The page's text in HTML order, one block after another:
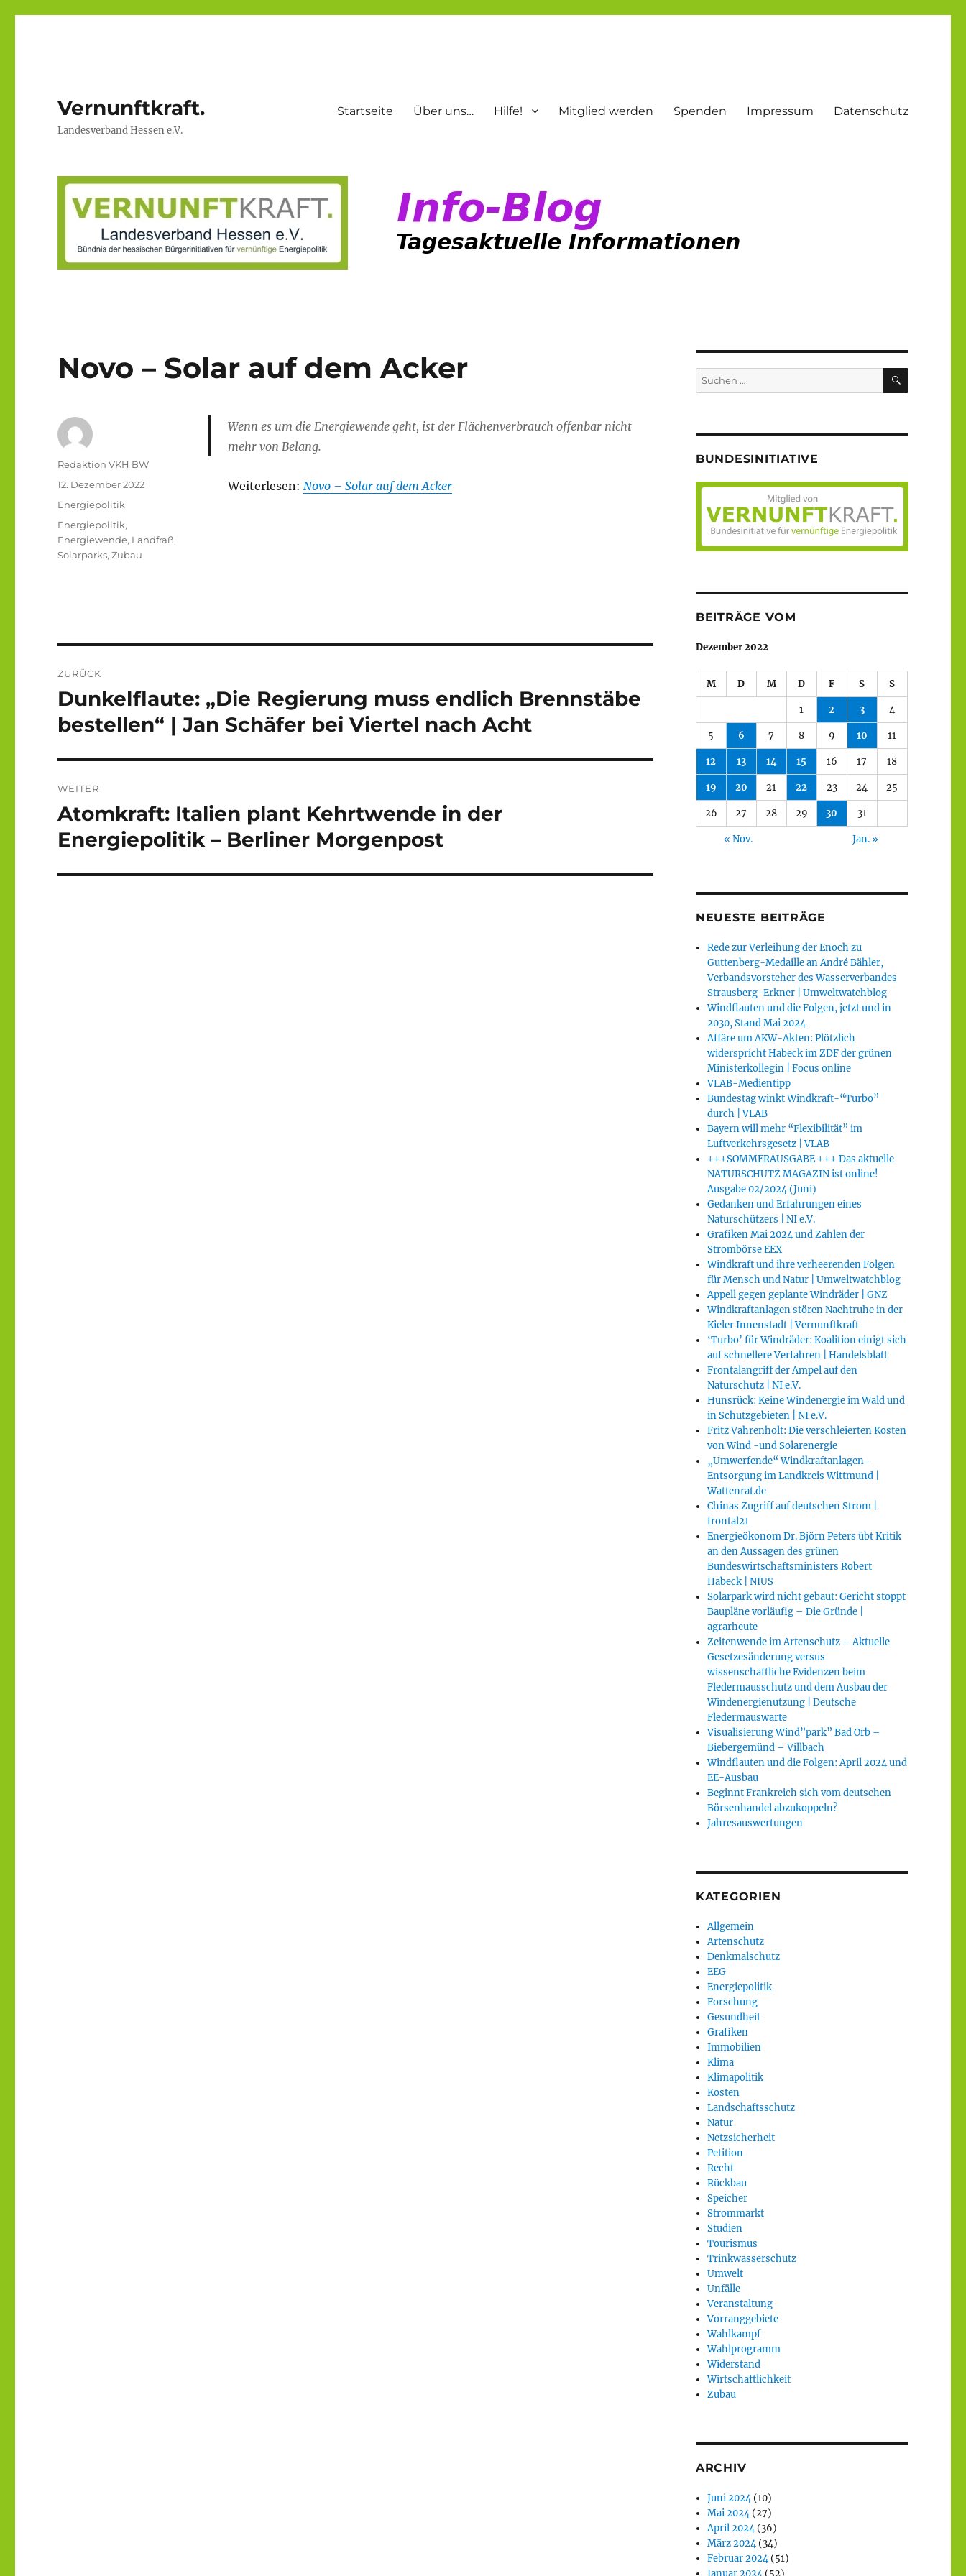
Vernunftkraft.
Landesverband Hessen e.V.
Startseite Über uns… Hilfe! Mitglied werden Spenden Impressum Datenschutz
Novo – Solar auf dem Acker
Wenn es um die Energiewende geht, ist der Flächenverbrauch offenbar nicht
mehr von Belang.
Weiterlesen: Novo – Solar auf dem Acker
Autor
Redaktion VKH BW
Veröffentlicht
12. Dezember 2022
Kategorien
Energiepolitik
Schlagwörter
Energiepolitik,
Energiewende, Landfraß,
Solarparks,Zubau
ZURÜCK
Vorheriger
Beitrag:
Dunkelflaute: „Die Regierung muss endlich Brennstäbe
bestellen“ | Jan Schäfer bei Viertel nach Acht
WEITER
Nächster
Beitrag:
Atomkraft: Italien plant Kehrtwende in der
Energiepolitik – Berliner Morgenpost
Suche
nach:
SUCHEN
BUNDESINITIATIVE
BEITRÄGE VOM
Dezember 2022
M D M D F S S
1 2 3 4
5 6 7 8 9 10 11
12 13 14 15 16 17 18
19 20 21 22 23 24 25
26 27 28 29 30 31
« Nov. Jan. »
NEUESTE BEITRÄGE
Rede zur Verleihung der Enoch zu
Guttenberg-Medaille an André Bähler,
Verbandsvorsteher des Wasserverbandes
Strausberg-Erkner | Umweltwatchblog
Windflauten und die Folgen, jetzt und in
2030, Stand Mai 2024
Affäre um AKW-Akten: Plötzlich
widerspricht Habeck im ZDF der grünen
Ministerkollegin | Focus online
VLAB-Medientipp
Bundestag winkt Windkraft-“Turbo”
durch | VLAB
Bayern will mehr “Flexibilität” im
Luftverkehrsgesetz | VLAB
+++SOMMERAUSGABE +++ Das aktuelle
NATURSCHUTZ MAGAZIN ist online!
Ausgabe 02/2024 (Juni)
Gedanken und Erfahrungen eines
Naturschützers | NI e.V.
Grafiken Mai 2024 und Zahlen der
Strombörse EEX
Windkraft und ihre verheerenden Folgen
für Mensch und Natur | Umweltwatchblog
Appell gegen geplante Windräder | GNZ
Windkraftanlagen stören Nachtruhe in der
Kieler Innenstadt | Vernunftkraft
‘Turbo’ für Windräder: Koalition einigt sich
auf schnellere Verfahren | Handelsblatt
Frontalangriff der Ampel auf den
Naturschutz | NI e.V.
Hunsrück: Keine Windenergie im Wald und
in Schutzgebieten | NI e.V.
Fritz Vahrenholt: Die verschleierten Kosten
von Wind -und Solarenergie
„Umwerfende“ Windkraftanlagen-
Entsorgung im Landkreis Wittmund |
Wattenrat.de
Chinas Zugriff auf deutschen Strom |
frontal21
Energieökonom Dr. Björn Peters übt Kritik
an den Aussagen des grünen
Bundeswirtschaftsministers Robert
Habeck | NIUS
Solarpark wird nicht gebaut: Gericht stoppt
Baupläne vorläufig – Die Gründe |
agrarheute
Zeitenwende im Artenschutz – Aktuelle
Gesetzesänderung versus
wissenschaftliche Evidenzen beim
Fledermausschutz und dem Ausbau der
Windenergienutzung | Deutsche
Fledermauswarte
Visualisierung Wind”park” Bad Orb –
Biebergemünd – Villbach
Windflauten und die Folgen: April 2024 und
EE-Ausbau
Beginnt Frankreich sich vom deutschen
Börsenhandel abzukoppeln?
Jahresauswertungen
KATEGORIEN
Allgemein
Artenschutz
Denkmalschutz
EEG
Energiepolitik
Forschung
Gesundheit
Grafiken
Immobilien
Klima
Klimapolitik
Kosten
Landschaftsschutz
Natur
Netzsicherheit
Petition
Recht
Rückbau
Speicher
Strommarkt
Studien
Tourismus
Trinkwasserschutz
Umwelt
Unfälle
Veranstaltung
Vorranggebiete
Wahlkampf
Wahlprogramm
Widerstand
Wirtschaftlichkeit
Zubau
ARCHIV
Juni 2024(10)
Mai 2024(27)
April 2024(36)
März 2024(34)
Februar 2024(51)